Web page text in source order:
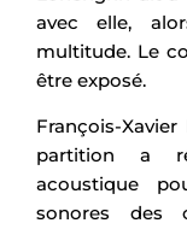
avec elle,
multitude. Le
être exposé.
François-
partition a
acoustique
sonores des